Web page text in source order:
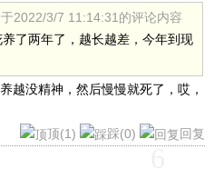
2022/3/7 11:14:31的评论内容
了两年了，越长越差，今年到现
越没精神，然后慢慢就死了，哎，
顶(1) 踩(0)
回复